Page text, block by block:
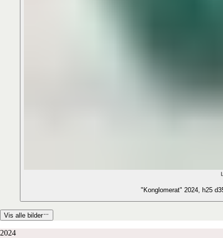
"Konglomerat" 2024, h25
Vis alle bilder
2024